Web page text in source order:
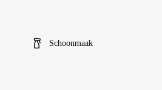
Schoonmaak